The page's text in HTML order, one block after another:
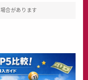
合があります